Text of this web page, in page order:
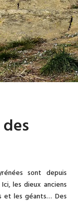
sont depuis
les dieux anciens
et les géants… Des